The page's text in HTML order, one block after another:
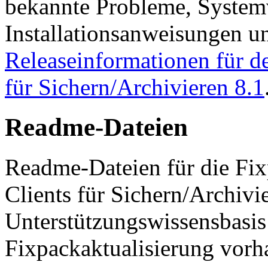
bekannte Probleme,
Installationsanweisungen
Releaseinformationen für
für Sichern/Archivieren 8.1
Readme-Dateien
Readme-Dateien für die
Clients für Sichern/
Fixpackaktualisierung